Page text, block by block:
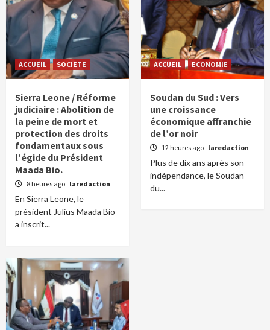
ACCUEIL SOCIETE
Sierra Leone / Réforme
judiciaire : Abolition de
la peine de mort et
protection des droits
fondamentaux sous
l’égide du Président
Maada Bio.
8 heures ago laredaction
En Sierra Leone, le
président Julius Maada Bio
a inscrit...
ACCUEIL ECONOMIE
Soudan du Sud : Vers
une croissance
économique affranchie
de l’or noir
12 heures ago laredaction
Plus de dix ans après son
indépendance, le Soudan
du...